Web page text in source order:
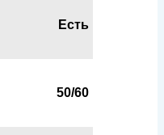
Есть
50/60